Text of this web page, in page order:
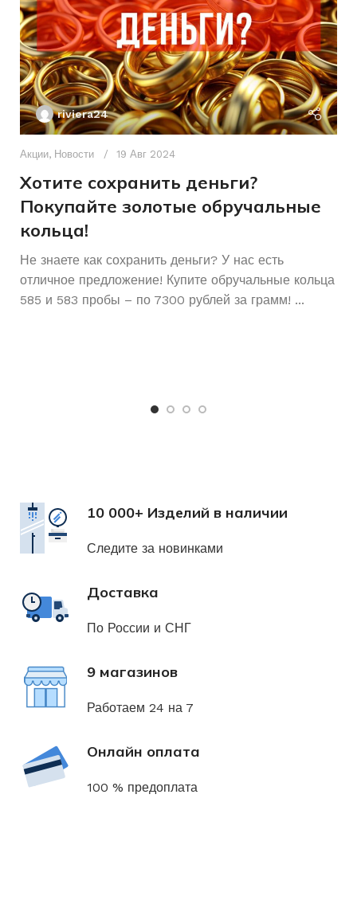
БРЕНД ИНСТРУМЕНТА
riviera24
Акции, Новости 19 Авг 2024
Хотите сохранить деньги?
Покупайте золотые обручальные
кольца!
Не знаете как сохранить деньги? У нас есть
отличное предложение! Купите обручальные кольца
585 и 583 пробы – по 7300 рублей за грамм! ...
10 000+ Изделий в наличии
Следите за новинками
Доставка
По России и СНГ
9 магазинов
Работаем 24 на 7
Онлайн оплата
100 % предоплата